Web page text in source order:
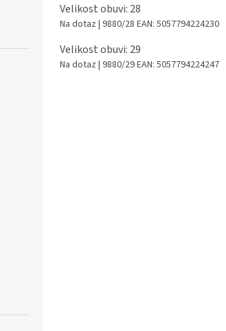
Velikost obuvi: 28
Na dotaz | 9880/28 EAN: 5057794224230
Velikost obuvi: 29
Na dotaz | 9880/29EAN: 5057794224247